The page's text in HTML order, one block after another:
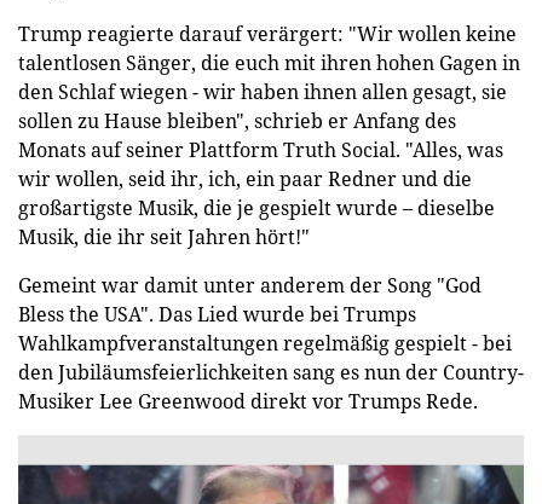
Trump reagierte darauf verärgert: "Wir wollen keine
talentlosen Sänger, die euch mit ihren hohen Gagen in
den Schlaf wiegen - wir haben ihnen allen gesagt, sie
sollen zu Hause bleiben", schrieb er Anfang des
Monats auf seiner Plattform Truth Social. "Alles, was
wir wollen, seid ihr, ich, ein paar Redner und die
großartigste Musik, die je gespielt wurde – dieselbe
Musik, die ihr seit Jahren hört!"
Gemeint war damit unter anderem der Song "God
Bless the USA". Das Lied wurde bei Trumps
Wahlkampfveranstaltungen regelmäßig gespielt - bei
den Jubiläumsfeierlichkeiten sang es nun der Country-
Musiker Lee Greenwood direkt vor Trumps Rede.